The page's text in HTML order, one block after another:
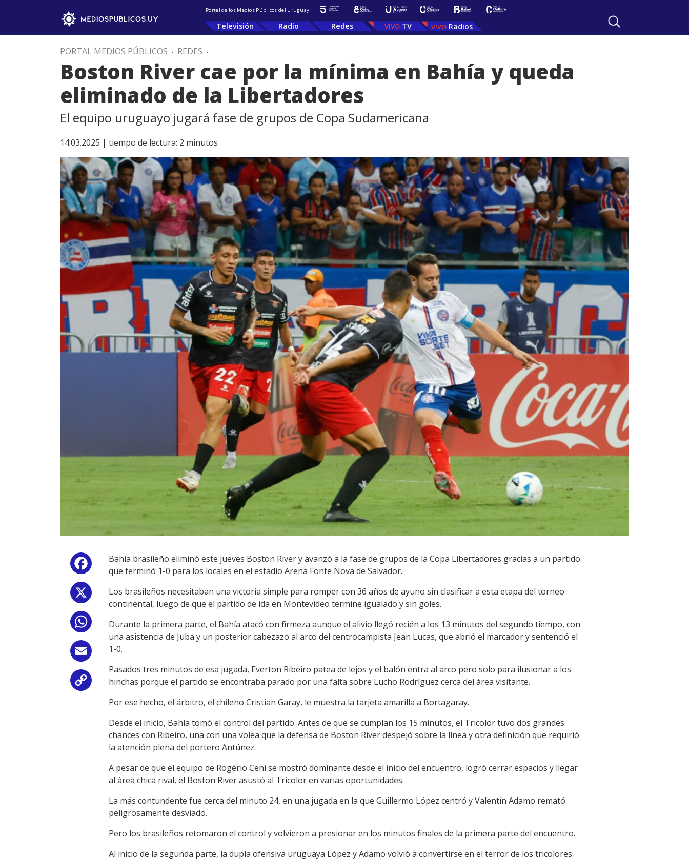
Portal de los Medios Públicos del Uruguay
Televisión Radio Redes TV Radios
PORTAL MEDIOS PÚBLICOS . REDES .
Boston River cae por la mínima en Bahía y queda
eliminado de la Libertadores
El equipo uruguayo jugará fase de grupos de Copa Sudamericana
14.03.2025 | tiempo de lectura: 2 minutos
Facebook
WhatsApp
Email
Copy
Link
Bahía brasileño eliminó este jueves Boston River y avanzó a la fase de grupos de la Copa Libertadores gracias a un partido
que terminó 1-0 para los locales en el estadio Arena Fonte Nova de Salvador.
Los brasileños necesitaban una victoria simple para romper con 36 años de ayuno sin clasificar a esta etapa del torneo
continental, luego de que el partido de ida en Montevideo termine igualado y sin goles.
Durante la primera parte, el Bahía atacó con firmeza aunque el alivio llegó recién a los 13 minutos del segundo tiempo, con
una asistencia de Juba y un posterior cabezazo al arco del centrocampista Jean Lucas, que abrió el marcador y sentenció el
1-0.
Pasados tres minutos de esa jugada, Everton Ribeiro patea de lejos y el balón entra al arco pero solo para ilusionar a los
hinchas porque el partido se encontraba parado por una falta sobre Lucho Rodríguez cerca del área visitante.
Por ese hecho, el árbitro, el chileno Cristian Garay, le muestra la tarjeta amarilla a Bortagaray.
Desde el inicio, Bahía tomó el control del partido. Antes de que se cumplan los 15 minutos, el Tricolor tuvo dos grandes
chances con Ribeiro, una con una volea que la defensa de Boston River despejó sobre la línea y otra definición que requirió
la atención plena del portero Antúnez.
A pesar de que el equipo de Rogério Ceni se mostró dominante desde el inicio del encuentro, logró cerrar espacios y llegar
al área chica rival, el Boston River asustó al Tricolor en varias oportunidades.
La más contundente fue cerca del minuto 24, en una jugada en la que Guillermo López centró y Valentín Adamo remató
peligrosamente desviado.
Pero los brasileños retomaron el control y volvieron a presionar en los minutos finales de la primera parte del encuentro.
Al inicio de la segunda parte, la dupla ofensiva uruguaya López y Adamo volvió a convertirse en el terror de los tricolores.